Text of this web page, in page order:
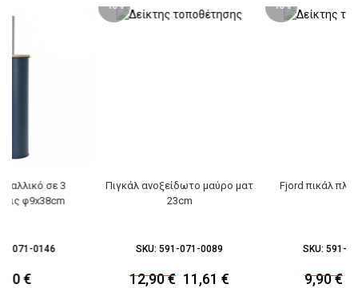
σε 3
φ9x38cm
071-0146
€
-10%
Πιγκάλ ανοξείδωτο μαύρο ματ
23cm
SKU: 591-071-0089
12,90€ 11,61 €
-10%
Fjord πικάλ
SKU: 591-
9,90€